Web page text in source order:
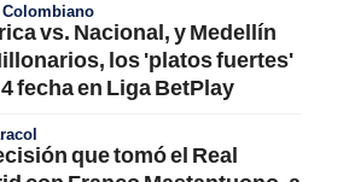
vs. Nacional, y Medellín
los 'platos fuertes'
fecha en Liga BetPlay
que tomó el Real